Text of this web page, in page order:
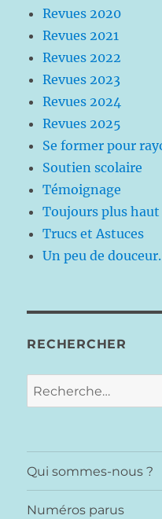
Revues 2020
Revues 2021
Revues 2022
Revues 2023
Revues 2024
Revues 2025
Se former pour
Soutien scolaire
Témoignage
Toujours plus haut
Trucs et Astuces
Un peu de
RECHERCHER
Recherche
pour :
Qui sommes-nous ?
Numéros parus